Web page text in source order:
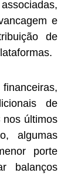
e
de
de
nos últimos
algumas
porte
balanços